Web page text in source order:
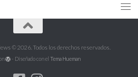
© 2026. Todos los derechos reservados.
- Diseñado con el Tema Hueman